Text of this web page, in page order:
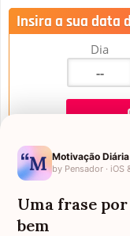
Insira a sua data
Dia
Motivação
by Pensador · iOS
Uma frase
bem